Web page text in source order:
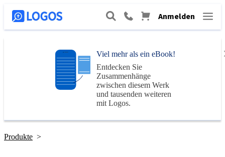
Anmelden
Viel mehr als ein eBook!
Entdecken Sie
Zusammenhänge
zwischen diesem Werk
und tausenden weiteren
mit Logos.
Produkte >